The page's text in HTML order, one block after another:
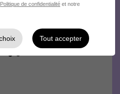
Politique de confidentialité et notre
Tout accepter